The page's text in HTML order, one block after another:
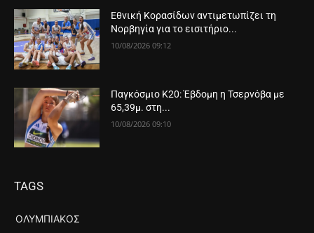
Εθνική Κορασίδων αντιμετωπίζει τη
Νορβηγία για το εισιτήριο...
10/08/2026 09:12
Παγκόσμιο Κ20: Έβδομη η Τσερνόβα με
65,39μ. στη...
10/08/2026 09:10
TAGS
ΟΛΥΜΠΙΑΚΌΣ